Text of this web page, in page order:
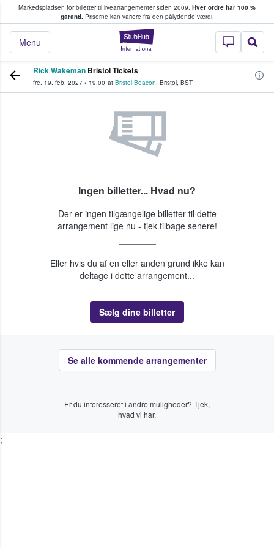
Markedspladsen for billetter til livearrangementer siden 2009. Hver ordre har 100 %
garanti.Priserne kan variere fra den pålydende værdi.
StubHub - Hvor
Menu
køber og sælger billetter
Rick Wakeman Bristol Tickets
fre. 19. feb. 2027 • 19.00 at Bristol Beacon, Bristol, BST
Ingen billetter... Hvad nu?
Der er ingen tilgængelige billetter til dette
arrangement lige nu - tjek tilbage senere!
Eller hvis du af en eller anden grund ikke kan
deltage i dette arrangement...
Sælg dine billetter
Se alle kommende arrangementer
Er du interesseret i andre muligheder? Tjek,
hvad vi har.
;